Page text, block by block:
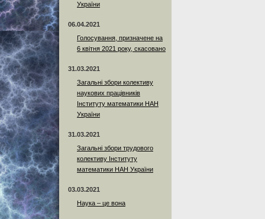
України
06.04.2021
Голосування, призначене на
6 квітня 2021 року, скасовано
31.03.2021
Загальні збори колективу
наукових працівників
Інституту математики НАН
України
31.03.2021
Загальні збори трудового
колективу Інституту
математики НАН України
03.03.2021
Наука – це вона